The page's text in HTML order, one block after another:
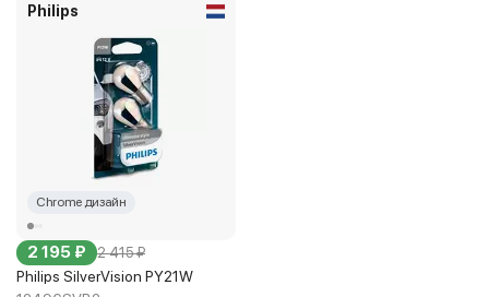
Philips
Chrome дизайн
2 195 ₽ 2 415 ₽
Philips SilverVision PY21W